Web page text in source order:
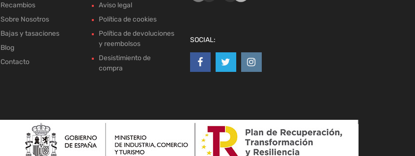
Recambios
Sobre Nosotros
Bajas y tasaciones
Blog
Contacto
Aviso legal
Política de cookies
Política de devoluciones
y reembolsos
Desistimiento de
compra
SOCIAL: